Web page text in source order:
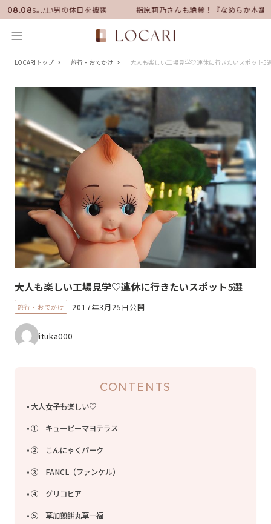
08.08Sat/土
就任！いい男の休日を披露 指原莉乃さんも絶賛！『なめらか本舗』
LOCARIトップ 旅行・おでかけ 大人も楽しい工場見学♡連休に行きたいスポット5
大人も楽しい工場見学♡連休に行きたいスポット5選
旅行・おでかけ 2017年3月25日公開
ituka000
CONTENTS
大人女子も楽しい♡
① キューピーマヨテラス
② こんにゃくパーク
③ FANCL（ファンケル）
④ グリコピア
⑤ 草加煎餅丸草一福